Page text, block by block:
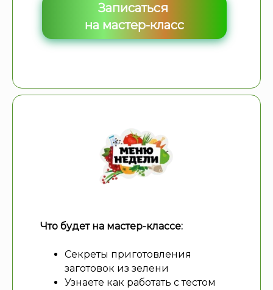
Записаться
на мастер-класс
Что будет на мастер-классе:
Секреты приготовления
заготовок из зелени
Узнаете как работать с тестом